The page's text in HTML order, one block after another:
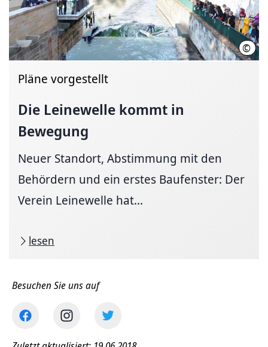
©
Pläne vorgestellt
Die Leinewelle kommt in
Bewegung
Neuer Standort, Abstimmung mit den
Behördern und ein erstes Baufenster: Der
Verein Leinewelle hat...
lesen
Besuchen Sie uns auf